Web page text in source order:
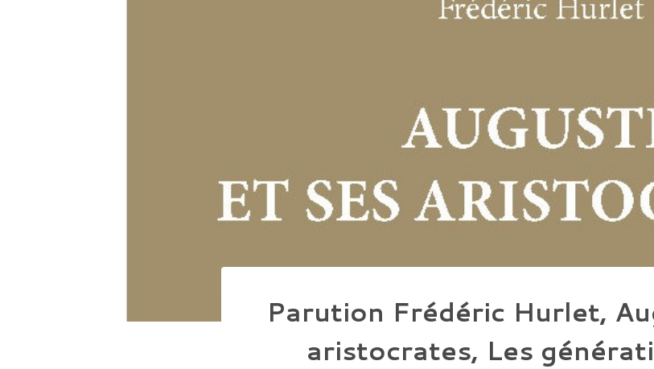
Parution Frédéric Hurlet,
aristocrates, Les